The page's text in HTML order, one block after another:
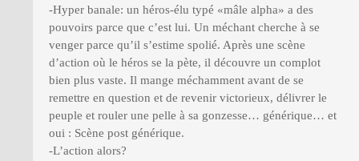
-Hyper banale: un héros-élu typé «mâle alpha» a des
pouvoirs parce que c’est lui. Un méchant cherche à se
venger parce qu’il s’estime spolié. Après une scène
d’action où le héros se la pète, il découvre un complot
bien plus vaste. Il mange méchamment avant de se
remettre en question et de revenir victorieux, délivrer le
peuple et rouler une pelle à sa gonzesse… générique… et
oui : Scène post générique.
-L’action alors?